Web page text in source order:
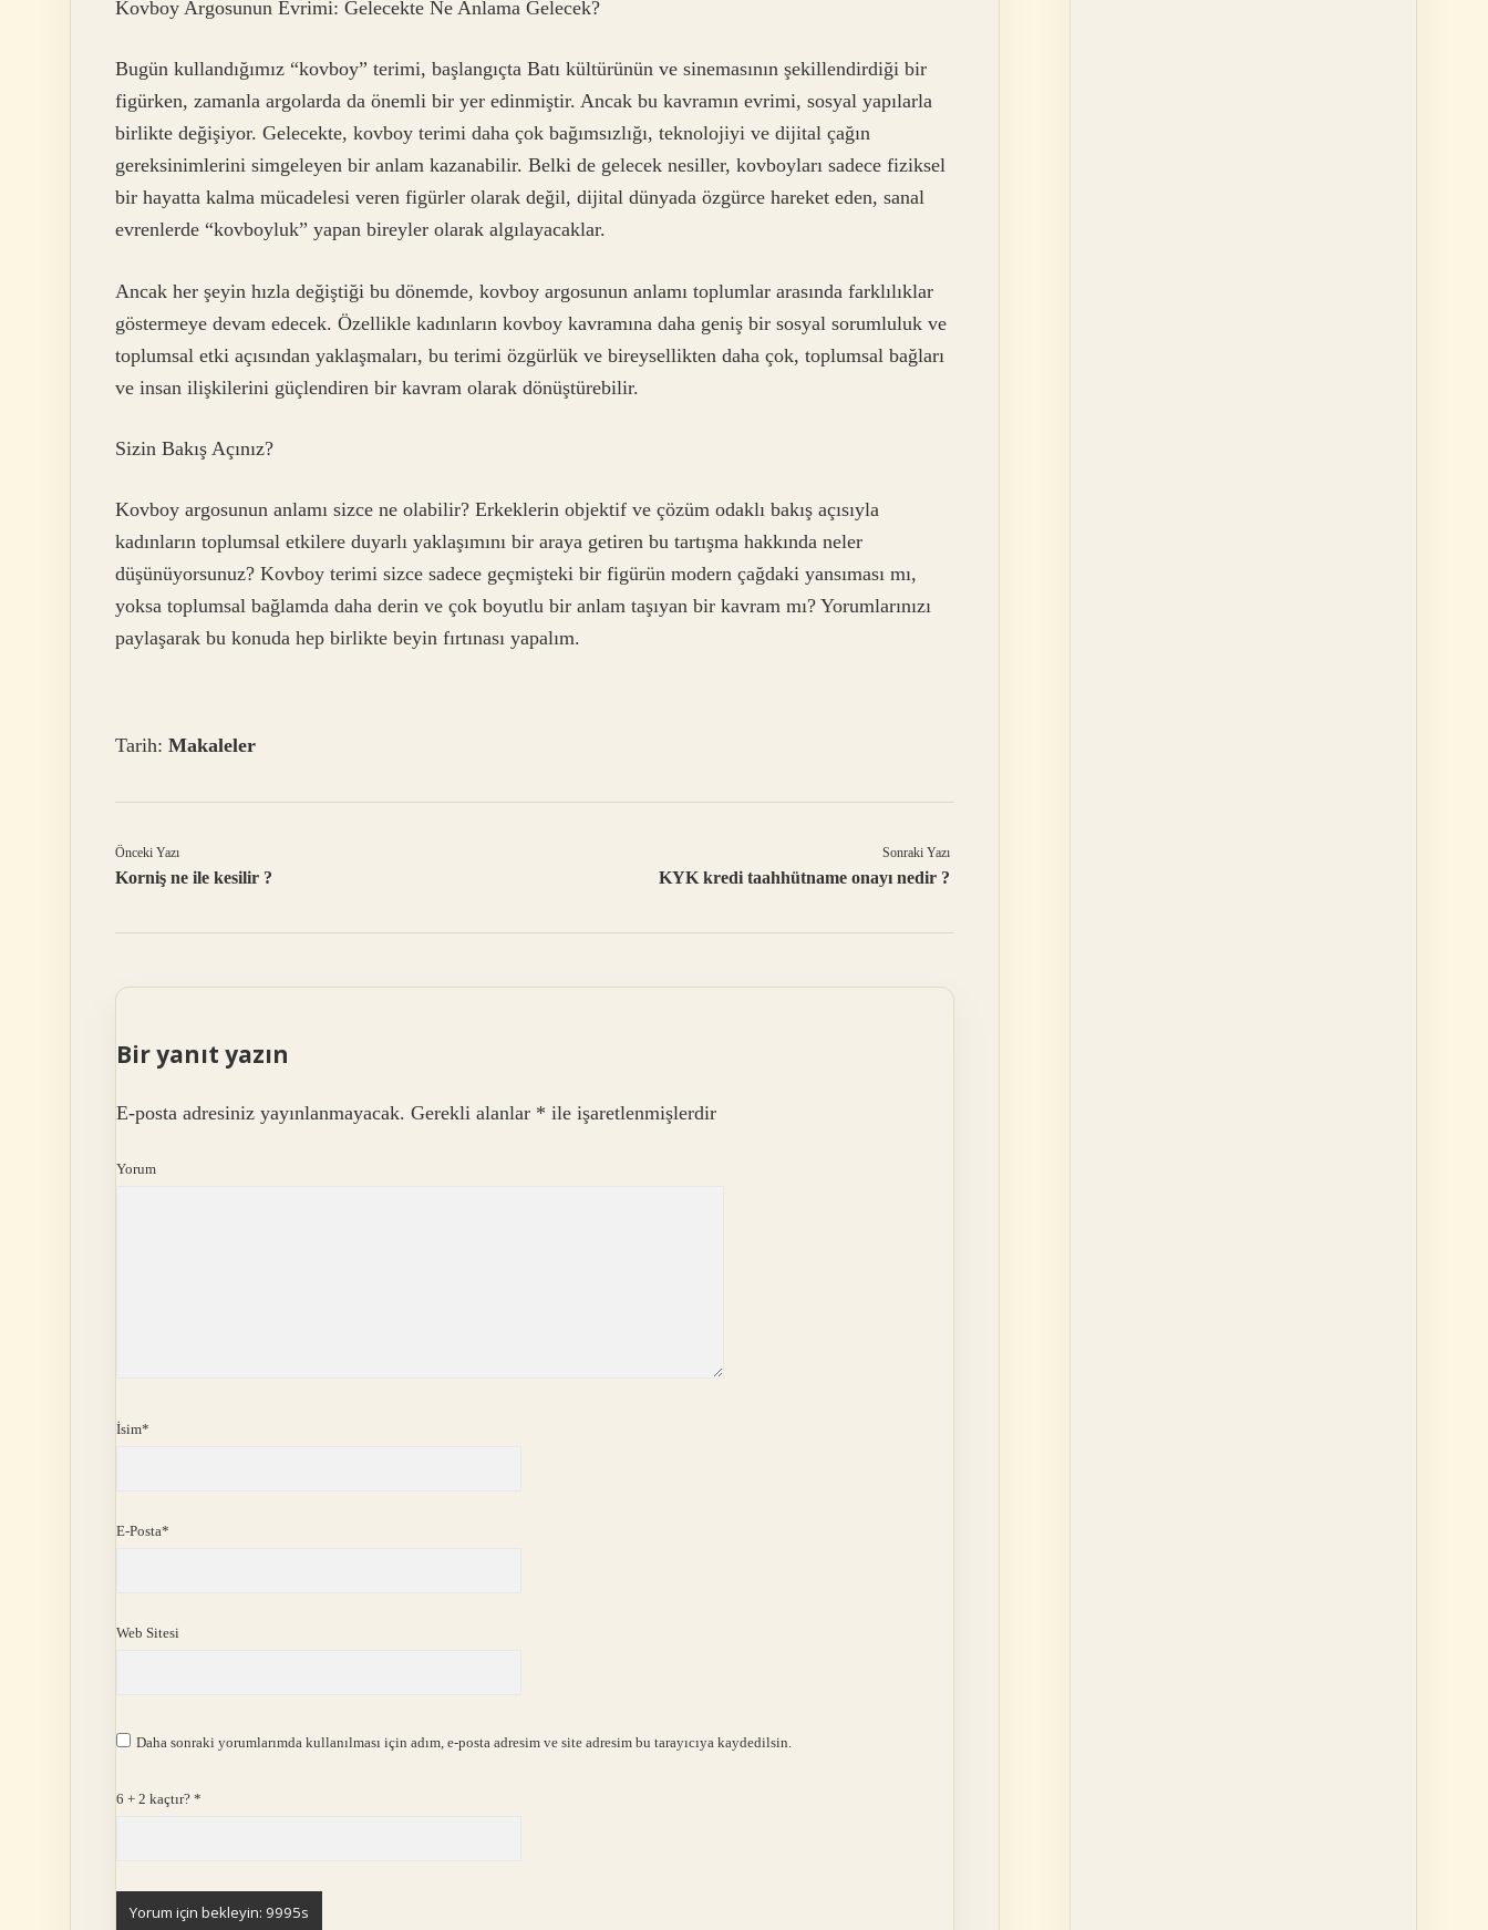
Kovboy Argosunun Evrimi: Gelecekte Ne Anlama Gelecek?
Bugün kullandığımız “kovboy” terimi, başlangıçta Batı kültürünün ve sinemasının şekillendirdiği bir
figürken, zamanla argolarda da önemli bir yer edinmiştir. Ancak bu kavramın evrimi, sosyal yapılarla
birlikte değişiyor. Gelecekte, kovboy terimi daha çok bağımsızlığı, teknolojiyi ve dijital çağın
gereksinimlerini simgeleyen bir anlam kazanabilir. Belki de gelecek nesiller, kovboyları sadece fiziksel
bir hayatta kalma mücadelesi veren figürler olarak değil, dijital dünyada özgürce hareket eden, sanal
evrenlerde “kovboyluk” yapan bireyler olarak algılayacaklar.
Ancak her şeyin hızla değiştiği bu dönemde, kovboy argosunun anlamı toplumlar arasında farklılıklar
göstermeye devam edecek. Özellikle kadınların kovboy kavramına daha geniş bir sosyal sorumluluk ve
toplumsal etki açısından yaklaşmaları, bu terimi özgürlük ve bireysellikten daha çok, toplumsal bağları
ve insan ilişkilerini güçlendiren bir kavram olarak dönüştürebilir.
Sizin Bakış Açınız?
Kovboy argosunun anlamı sizce ne olabilir? Erkeklerin objektif ve çözüm odaklı bakış açısıyla
kadınların toplumsal etkilere duyarlı yaklaşımını bir araya getiren bu tartışma hakkında neler
düşünüyorsunuz? Kovboy terimi sizce sadece geçmişteki bir figürün modern çağdaki yansıması mı,
yoksa toplumsal bağlamda daha derin ve çok boyutlu bir anlam taşıyan bir kavram mı? Yorumlarınızı
paylaşarak bu konuda hep birlikte beyin fırtınası yapalım.
Tarih: Makaleler
Önceki Yazı
Korniş ne ile kesilir ?
Sonraki Yazı
KYK kredi taahhütname onayı nedir ?
Bir yanıt yazın
E-posta adresiniz yayınlanmayacak. Gerekli alanlar * ile işaretlenmişlerdir
Yorum
İsim*
E-Posta*
Web Sitesi
Daha sonraki yorumlarımda kullanılması için adım, e-posta adresim ve site adresim bu tarayıcıya kaydedilsin.
6 + 2 kaçtır? *